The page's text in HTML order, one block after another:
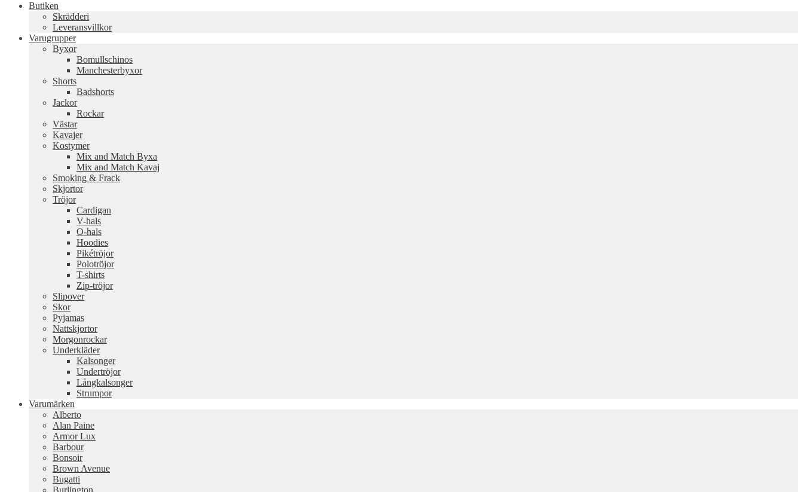
Butiken
Skrädderi
Leveransvillkor
Varugrupper
Byxor
Bomullschinos
Manchesterbyxor
Shorts
Badshorts
Jackor
Rockar
Västar
Kavajer
Kostymer
Mix and Match Byxa
Mix and Match Kavaj
Smoking & Frack
Skjortor
Tröjor
Cardigan
V-hals
O-hals
Hoodies
Pikétröjor
Polotröjor
T-shirts
Zip-tröjor
Slipover
Skor
Pyjamas
Nattskjortor
Morgonrockar
Underkläder
Kalsonger
Undertröjor
Långkalsonger
Strumpor
Varumärken
Alberto
Alan Paine
Armor Lux
Barbour
Bonsoir
Brown Avenue
Bugatti
Burlington